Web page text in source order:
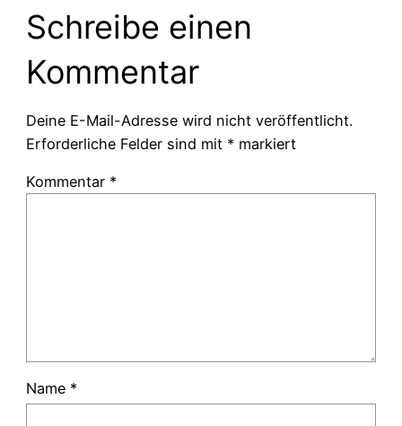
Schreibe einen
Kommentar
Deine E-Mail-Adresse wird nicht veröffentlicht.
Erforderliche Felder sind mit * markiert
Kommentar *
Name *